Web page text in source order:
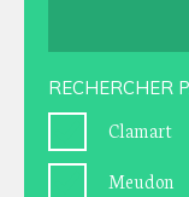
RECHERCHER
Clamart
Meudon